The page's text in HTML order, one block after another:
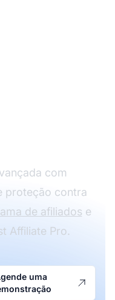
com
proteção contra
de afiliados e
Affiliate Pro.
uma